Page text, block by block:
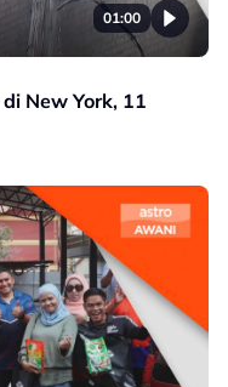
01:00
New York, 11